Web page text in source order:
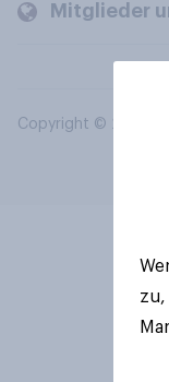
Mitglieder
Copyright © 2026
zu,